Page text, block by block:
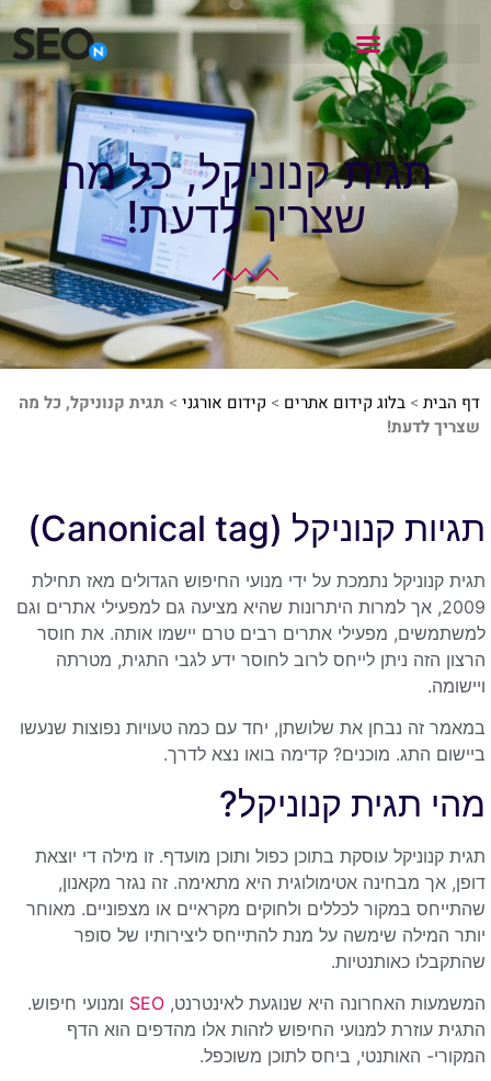
תגית קנוניקל, כל מה
שצריך לדעת!
דף הבית > בלוג קידום אתרים > קידום אורגני > תגית קנוניקל, כל מה
שצריך לדעת!
תגיות קנוניקל (Canonical tag)
תגית קנוניקל נתמכת על ידי מנועי החיפוש הגדולים מאז תחילת
2009, אך למרות היתרונות שהיא מציעה גם למפעילי אתרים וגם
למשתמשים, מפעילי אתרים רבים טרם יישמו אותה. את חוסר
הרצון הזה ניתן לייחס לרוב לחוסר ידע לגבי התגית, מטרתה
ויישומה.
במאמר זה נבחן את שלושתן, יחד עם כמה טעויות נפוצות שנעשו
ביישום התג. מוכנים? קדימה בואו נצא לדרך.
מהי תגית קנוניקל?
תגית קנוניקל עוסקת בתוכן כפול ותוכן מועדף. זו מילה די יוצאת
דופן, אך מבחינה אטימולוגית היא מתאימה. זה נגזר מקאנון,
שהתייחס במקור לכללים ולחוקים מקראיים או מצפוניים. מאוחר
יותר המילה שימשה על מנת להתייחס ליצירותיו של סופר
שהתקבלו כאותנטיות.
המשמעות האחרונה היא שנוגעת לאינטרנט, SEO ומנועי חיפוש.
התגית עוזרת למנועי החיפוש לזהות אלו מהדפים הוא הדף
המקורי- האותנטי, ביחס לתוכן משוכפל.